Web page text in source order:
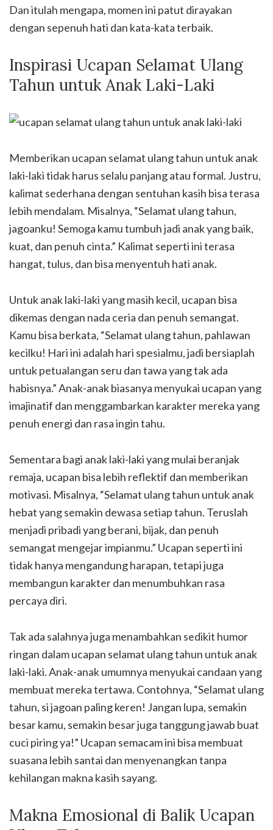
Dan itulah mengapa, momen ini patut dirayakan
dengan sepenuh hati dan kata-kata terbaik.
Inspirasi Ucapan Selamat Ulang
Tahun untuk Anak Laki-Laki
Memberikan ucapan selamat ulang tahun untuk anak
laki-laki tidak harus selalu panjang atau formal. Justru,
kalimat sederhana dengan sentuhan kasih bisa terasa
lebih mendalam. Misalnya, “Selamat ulang tahun,
jagoanku! Semoga kamu tumbuh jadi anak yang baik,
kuat, dan penuh cinta.” Kalimat seperti ini terasa
hangat, tulus, dan bisa menyentuh hati anak.
Untuk anak laki-laki yang masih kecil, ucapan bisa
dikemas dengan nada ceria dan penuh semangat.
Kamu bisa berkata, “Selamat ulang tahun, pahlawan
kecilku! Hari ini adalah hari spesialmu, jadi bersiaplah
untuk petualangan seru dan tawa yang tak ada
habisnya.” Anak-anak biasanya menyukai ucapan yang
imajinatif dan menggambarkan karakter mereka yang
penuh energi dan rasa ingin tahu.
Sementara bagi anak laki-laki yang mulai beranjak
remaja, ucapan bisa lebih reflektif dan memberikan
motivasi. Misalnya, “Selamat ulang tahun untuk anak
hebat yang semakin dewasa setiap tahun. Teruslah
menjadi pribadi yang berani, bijak, dan penuh
semangat mengejar impianmu.” Ucapan seperti ini
tidak hanya mengandung harapan, tetapi juga
membangun karakter dan menumbuhkan rasa
percaya diri.
Tak ada salahnya juga menambahkan sedikit humor
ringan dalam ucapan selamat ulang tahun untuk anak
laki-laki. Anak-anak umumnya menyukai candaan yang
membuat mereka tertawa. Contohnya, “Selamat ulang
tahun, si jagoan paling keren! Jangan lupa, semakin
besar kamu, semakin besar juga tanggung jawab buat
cuci piring ya!” Ucapan semacam ini bisa membuat
suasana lebih santai dan menyenangkan tanpa
kehilangan makna kasih sayang.
Makna Emosional di Balik Ucapan